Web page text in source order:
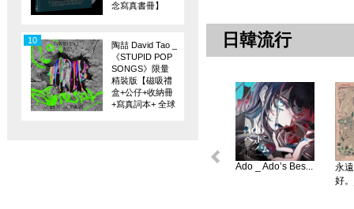
念寫真書冊】
陶喆 David Tao _
《STUPID POP
SONGS》限量
精裝版【磁吸禮
盒+公仔+收納冊
+寫真詞本+ 全球
10 日韓流行
Ado _ Ado’s Bes...
永
好